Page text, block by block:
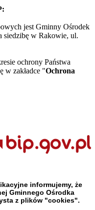
jest Gminny Ośrodek
siedzibę w Rakowie, ul.
ochrony Państwa
w zakładce "Ochrona
informujemy, że
Gminnego Ośrodka
z plików "cookies".